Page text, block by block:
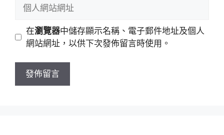
在瀏覽器中儲存顯示名稱、電子郵件地址及個人
網站網址，以供下次發佈留言時使用。